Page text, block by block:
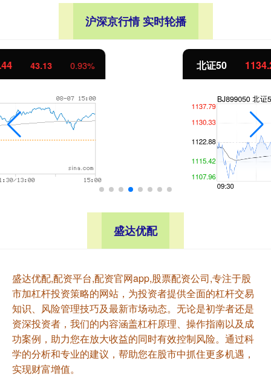
沪深京行情 实时轮播
北证50 1.01%
盛达优配
盛达优配,配资平台,配资官网app,股票配资公司,专注于股
市加杠杆投资策略的网站，为投资者提供全面的杠杆交易
知识、风险管理技巧及最新市场动态。无论是初学者还是
资深投资者，我们的内容涵盖杠杆原理、操作指南以及成
功案例，助力您在放大收益的同时有效控制风险。通过科
学的分析和专业的建议，帮助您在股市中抓住更多机遇，
实现财富增值。